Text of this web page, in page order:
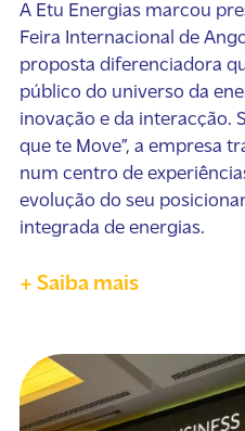
A Etu Energias marcou
Feira Internacional de
proposta diferenciadora
público do universo da
inovação e da interacção.
que te Move”, a empresa
num centro de
evolução do seu
integrada de energias.
+ Saiba mais